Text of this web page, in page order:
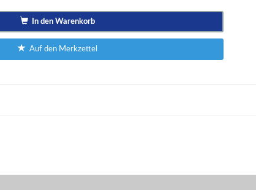
In den Warenkorb
Auf den Merkzettel